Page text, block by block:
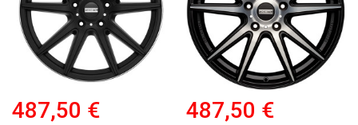
487,50 € 487,50 €